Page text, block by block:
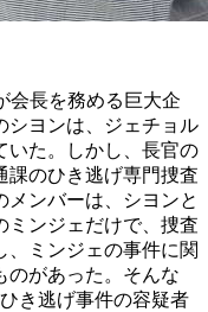
会長を務める巨大企
シヨンは、ジェチョル
いた。しかし、長官の
課のひき逃げ専門捜査
ンバーは、シヨンと
ミンジェだけで、捜査
、ミンジェの事件に関
のがあった。そんな
き逃げ事件の容疑者